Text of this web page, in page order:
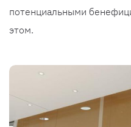
потенциальными
этом.